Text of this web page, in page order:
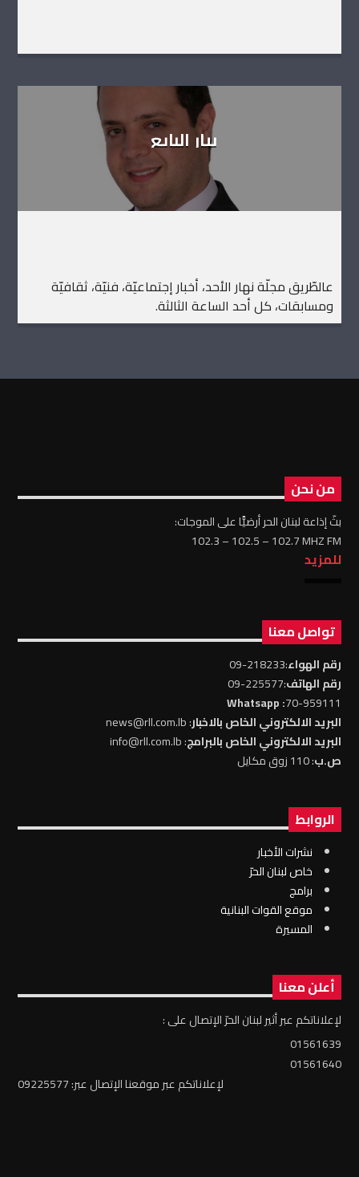
بيار البايع
عالطّريق مجلّة نهار الأحد، أخبار إجتماعيّة، فنيّة، ثقافيّة
ومسابقات، كل أحد الساعة الثالثة.
من نحن
بثّ إذاعة لبنان الحر أرضيًّا على الموجات:
102.3 – 102.5 – 102.7 MHZ FM
للمزيد
تواصل معنا
رقم الهواء:218233-09
رقم الهاتف:225577-09
70-959111
: Whatsapp
البريد الالكتروني الخاص بالاخبار: news@rll.com.lb
البريد الالكتروني الخاص بالبرامج: info@rll.com.lb
ص.ب: 110 زوق مكايل
الروابط
نشرات الأخبار
خاص لبنان الحرّ
برامج
موقع القوات البنانية
المسيرة
أعلن معنا
لإعلاناتكم عبر أثير لبنان الحرّ الإتصال على :
01561639
01561640
لإعلاناتكم عبر موقعنا الإتصال عبر: 09225577